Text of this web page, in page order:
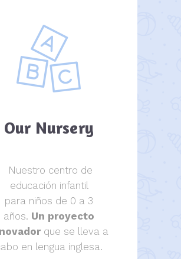
Our Nursery
Nuestro centro de
educación infantil
para niños de 0 a 3
años. Un proyecto
que se lleva a
en lengua inglesa.